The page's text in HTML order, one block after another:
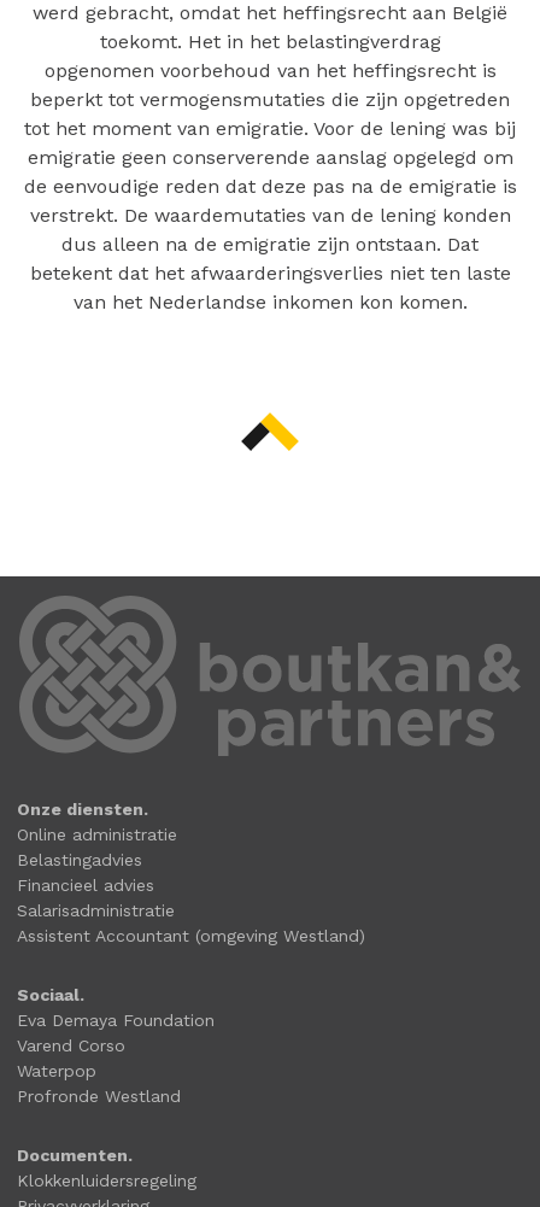
werd gebracht, omdat het heffingsrecht aan België
toekomt. Het in het belastingverdrag
opgenomen voorbehoud van het heffingsrecht is
beperkt tot vermogensmutaties die zijn opgetreden
tot het moment van emigratie. Voor de lening was bij
emigratie geen conserverende aanslag opgelegd om
de eenvoudige reden dat deze pas na de emigratie is
verstrekt. De waardemutaties van de lening konden
dus alleen na de emigratie zijn ontstaan. Dat
betekent dat het afwaarderingsverlies niet ten laste
van het Nederlandse inkomen kon komen.
Onze diensten.
Online administratie
Belastingadvies
Financieel advies
Salarisadministratie
Assistent Accountant (omgeving Westland)
Sociaal.
Eva Demaya Foundation
Varend Corso
Waterpop
Profronde Westland
Documenten.
Klokkenluidersregeling